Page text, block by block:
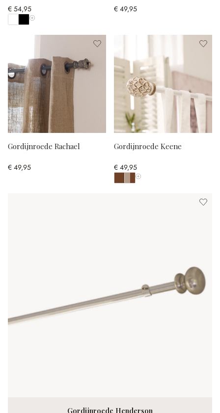
€ 54,95
Toon alle kleuren
€ 49,95
Gordijnroede Rachael
€ 49,95
Gordijnroede Keene
€ 49,95
Toon alle kleuren
Gordijnroede Henderson